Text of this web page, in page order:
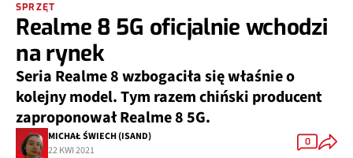
SPRZĘT
Realme 8 5G oficjalnie wchodzi
na rynek
Seria Realme 8 wzbogaciła się właśnie o
kolejny model. Tym razem chiński producent
zaproponował Realme 8 5G.
MICHAŁ ŚWIECH (ISAND)
22 KWI 2021
0